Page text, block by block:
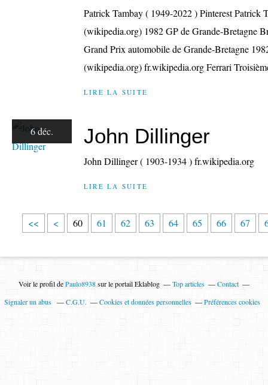
Patrick Tambay ( 1949-2022 ) Pinterest
(wikipedia.org) 1982 GP de Grande-Bretagne
Grand Prix automobile de Grande-Bretagne
(wikipedia.org) fr.wikipedia.org Ferrari
LIRE LA SUITE
6 déc. John Dillinger
John Dillinger ( 1903-1934 ) fr.wikipedia.org
LIRE LA SUITE
<< <
1
2
3
4
5
60 61 62 63 64 65 66 67
Voir le profil dePaulo8938sur le portail Eklablog Top articles
Contact
Signaler un abus
C.G.U. Cookies et données personnelles Préférences cookies